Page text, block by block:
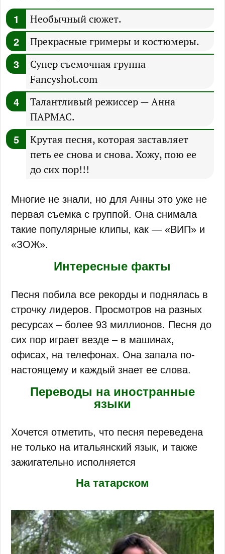
Необычный сюжет.
Прекрасные гримеры и костюмеры.
Супер съемочная группа
Fancyshot.com
Талантливый режиссер — Анна
ПАРМАС.
Крутая песня, которая заставляет
петь ее снова и снова. Хожу, пою ее
до сих пор!!!
Многие не знали, но для Анны это уже не
первая съемка с группой. Она снимала
такие популярные клипы, как — «ВИП» и
«ЗОЖ».
Интересные факты
Песня побила все рекорды и поднялась в
строчку лидеров. Просмотров на разных
ресурсах – более 93 миллионов. Песня до
сих пор играет везде – в машинах,
офисах, на телефонах. Она запала по-
настоящему и каждый знает ее слова.
Переводы на иностранные
языки
Хочется отметить, что песня переведена
не только на итальянский язык, и также
зажигательно исполняется
На татарском